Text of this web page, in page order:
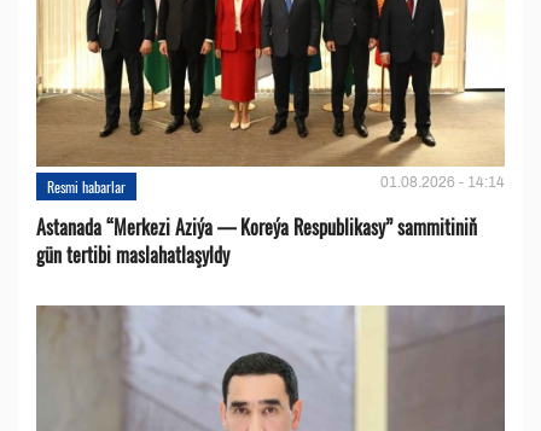
Resmi habarlar 01.08.2026 - 14:14
Astanada “Merkezi Aziýa — Koreýa Respublikasy” sammitiniň
gün tertibi maslahatlaşyldy